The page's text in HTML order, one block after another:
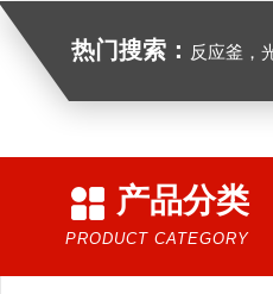
热门搜索： 反应釜，
产品分类
PRODUCT CATEGORY